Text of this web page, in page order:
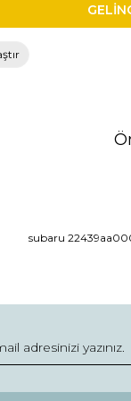
öneri formunu
subaru